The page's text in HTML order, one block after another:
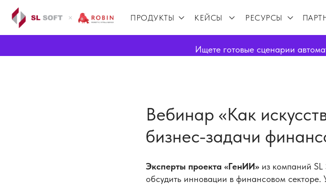
ПРОДУКТЫ КЕЙСЫ РЕСУРСЫ
Ищете готовые сценарии
Вебинар «Как
бизнес-задачи
Эксперты проекта «ГенИИ» из компаний
обсудить инновации в финансовом